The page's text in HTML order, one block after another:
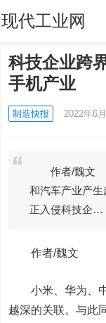
现代工业网
科技企业跨
手机产业
制造快报 2022年6
作者/魏文
和汽车产业产
正入侵科技企…
作者/魏文
小米 、华为
越深的关联。与此